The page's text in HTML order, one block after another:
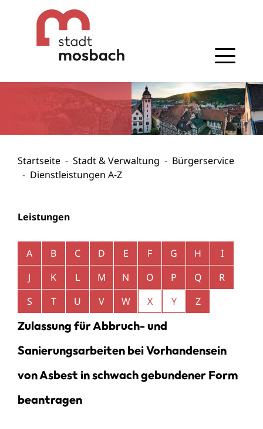
Gehe zum Navigationsbereich
Gehe zum Inhalt
Startseite Stadt & Verwaltung
Bürgerservice
Dienstleistungen A-Z
Leistungen
Alphabetisches Register überspringen
A B C D E F G H
I
J
K L M N O P Q
R
S
T U V W X Y Z
Zulassung für Abbruch- und
Sanierungsarbeiten bei Vorhandensein
von Asbest in schwach gebundener Form
beantragen